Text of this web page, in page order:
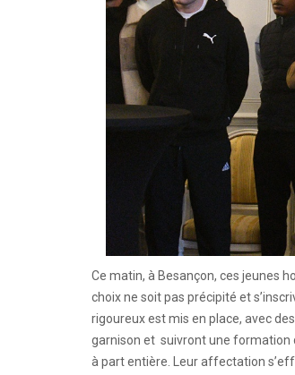
Ce matin, à Besançon, ces jeunes
choix ne soit pas précipité et
rigoureux est mis en place, avec
garnison et suivront une formation
à part entière. Leur affectation